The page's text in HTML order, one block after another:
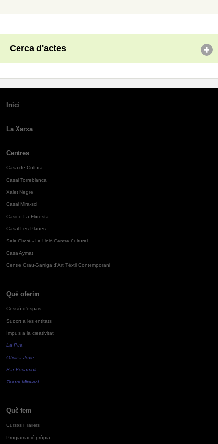
Cerca d'actes
Inici
La Xarxa
Centres
Casa de Cultura
Casal Torreblanca
Xalet Negre
Casal Mira-sol
Casino La Floresta
Casal Les Planes
Sala Clavé - La Unió Centre Cultural
Casa Aymat
Centre Grau-Garriga d'Art Tèxtil Contemporani
Què oferim
Cessió d'espais
Suport a les entitats
Impuls a la creativitat
La Pua
Oficina Jove
Bar Bocamoll
Teatre Mira-sol
Què fem
Cursos i Tallers
Programació pròpia